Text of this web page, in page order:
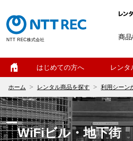
NTT REC株式会社 商
はじめての方へ レンタ
ホーム レンタル商品を探す 利用シーン
WiFiビル・地下街